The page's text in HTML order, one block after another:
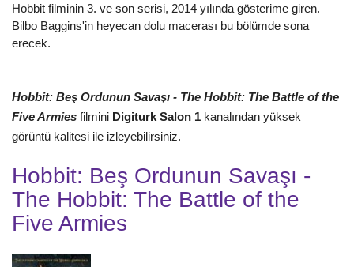
Hobbit filminin 3. ve son serisi, 2014 yılında gösterime giren.
Bilbo Baggins'in heyecan dolu macerası bu bölümde sona
erecek.
Hobbit: Beş Ordunun Savaşı - The Hobbit: The Battle of the
Five Armies filmini Digiturk Salon 1 kanalından yüksek
görüntü kalitesi ile izleyebilirsiniz.
Hobbit: Beş Ordunun Savaşı -
The Hobbit: The Battle of the
Five Armies